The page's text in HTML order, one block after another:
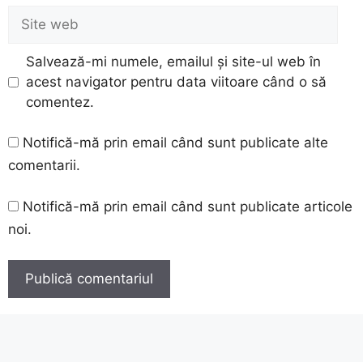
web
Salvează-mi numele, emailul și site-ul web în
acest navigator pentru data viitoare când o să
comentez.
Notifică-mă prin email când sunt publicate alte
comentarii.
Notifică-mă prin email când sunt publicate articole
noi.